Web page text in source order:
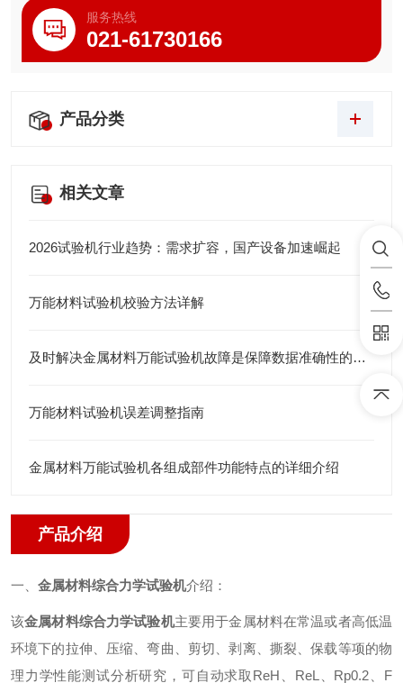
服务热线
021-61730166
产品分类
相关文章
2026试验机行业趋势：需求扩容，国产设备加速崛起
万能材料试验机校验方法详解
及时解决金属材料万能试验机故障是保障数据准确性的关键
万能材料试验机误差调整指南
金属材料万能试验机各组成部件功能特点的详细介绍
产品介绍
一、 金属材料综合力学试验机介绍：
该金属材料综合力学试验机主要用于金属材料在常温或者高低温
环境下的拉伸、压缩、弯曲、剪切、剥离、撕裂、保载等项的物
理力学性能测试分析研究，可自动求取 ReH ReL Rp0.2 F